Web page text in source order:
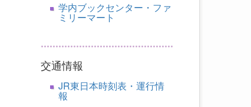
学内ブックセンター・ファ
ミリーマート
交通情報
JR東日本時刻表・運行情
報